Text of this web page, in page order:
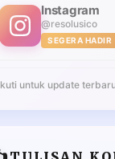
Instagram
@resolusico
SEGERA HADIR
untuk update